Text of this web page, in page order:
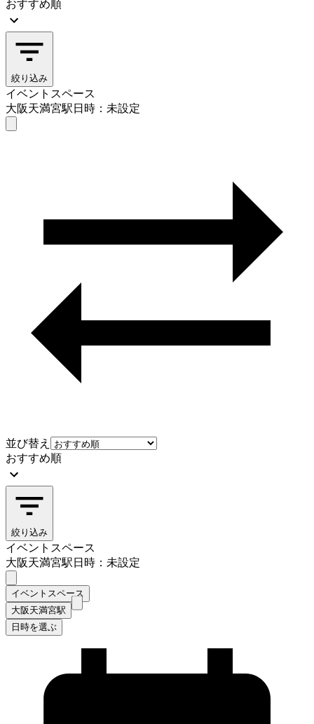
おすすめ順
絞り込み
イベントスペース
大阪天満宮駅日時：未設定
並び替え
おすすめ順
絞り込み
イベントスペース
大阪天満宮駅日時：未設定
イベントスペース
大阪天満宮駅
日時を選ぶ